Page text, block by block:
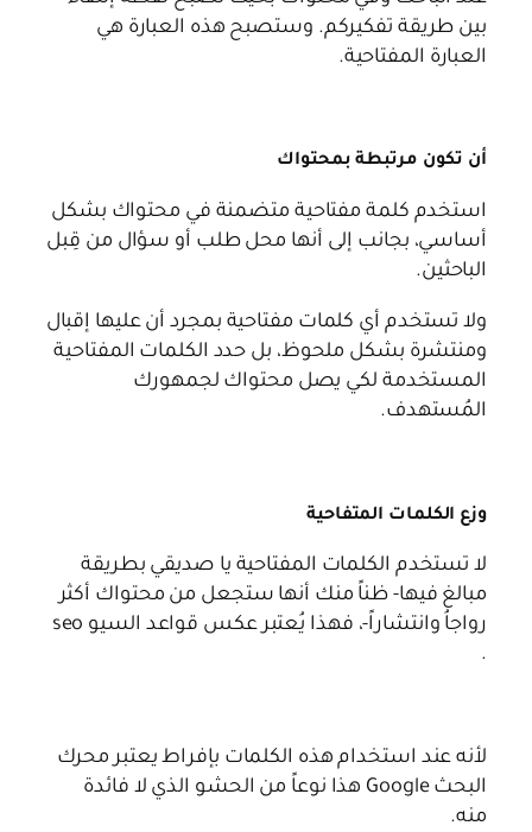
بين طريقة تفكيركم. وستصبح هذه العبارة هي
العبارة المفتاحية.
أن تكون مرتبطة بمحتواك
استخدم كلمة مفتاحية متضمنة في محتواك بشكل
أساسي، بجانب إلى أنها محل طلب أو سؤال من قِبل
الباحثين.
ولا تستخدم أي كلمات مفتاحية بمجرد أن عليها إقبال
ومنتشرة بشكل ملحوظ، بل حدد الكلمات المفتاحية
المستخدمة لكي يصل محتواك لجمهورك
المُستهدف.
وزع الكلمات المتفاحية
لا تستخدم الكلمات المفتاحية يا صديقي بطريقة
مبالغ فيها- ظناً منك أنها ستجعل من محتواك أكثر
رواجاُ وانتشاراً-، فهذا يُعتبر عكس قواعد السيو seo
.
لأنه عند استخدام هذه الكلمات بإفراط يعتبر محرك
البحث Google هذا نوعاً من الحشو الذي لا فائدة
منه.